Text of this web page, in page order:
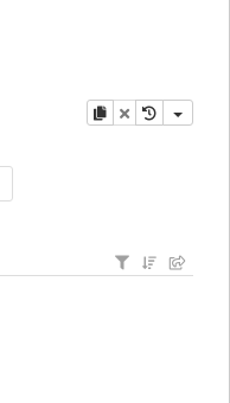
копировать
удалить